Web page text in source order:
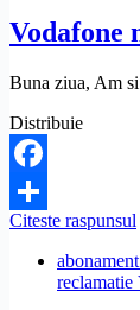
sa
Vodafone
Buna ziua, Am
Distribuie
Facebook
Share
Citeste raspunsul
a
reclamatie